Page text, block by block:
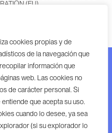
cookies propias y de
de la navegación que
información que
web. Las cookies no
de carácter personal. Si
que acepta su uso.
cuando lo desee, ya sea
(si su explorador lo
(EU)
– Next Generation EU.
– Next Generation EU.
y las opiniones
del autor o autores y no
la Unión Europea o la